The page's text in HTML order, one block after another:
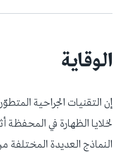
الوقاية
إن التقنيات الجراحية
لخلايا الظهارة في المحفظة
النماذج العديدة المختلفة